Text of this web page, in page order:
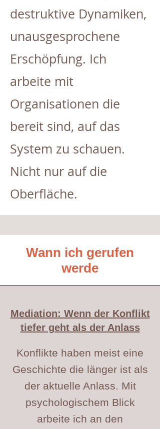
destruktive Dynamiken,
unausgesprochene
Erschöpfung. Ich
arbeite mit
Organisationen die
bereit sind, auf das
System zu schauen.
Nicht nur auf die
Oberfläche.
Wann ich gerufen
werde
​Mediation: Wenn der Konflikt
tiefer geht als der Anlass
Konflikte haben meist eine
Geschichte die länger ist als
der aktuelle Anlass. Mit
psychologischem Blick
arbeite ich an den